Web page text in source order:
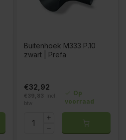
Buitenhoek M333 P.10
zwart | Prefa
€32,92
€39,83
Incl.
btw
Op
voorraad